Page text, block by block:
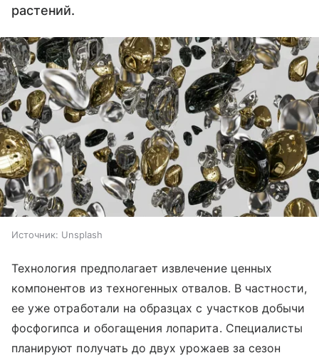
растений.
Источник: Unsplash
Технология предполагает извлечение ценных
компонентов из техногенных отвалов. В частности,
ее уже отработали на образцах с участков добычи
фосфогипса и обогащения лопарита. Специалисты
планируют получать до двух урожаев за сезон